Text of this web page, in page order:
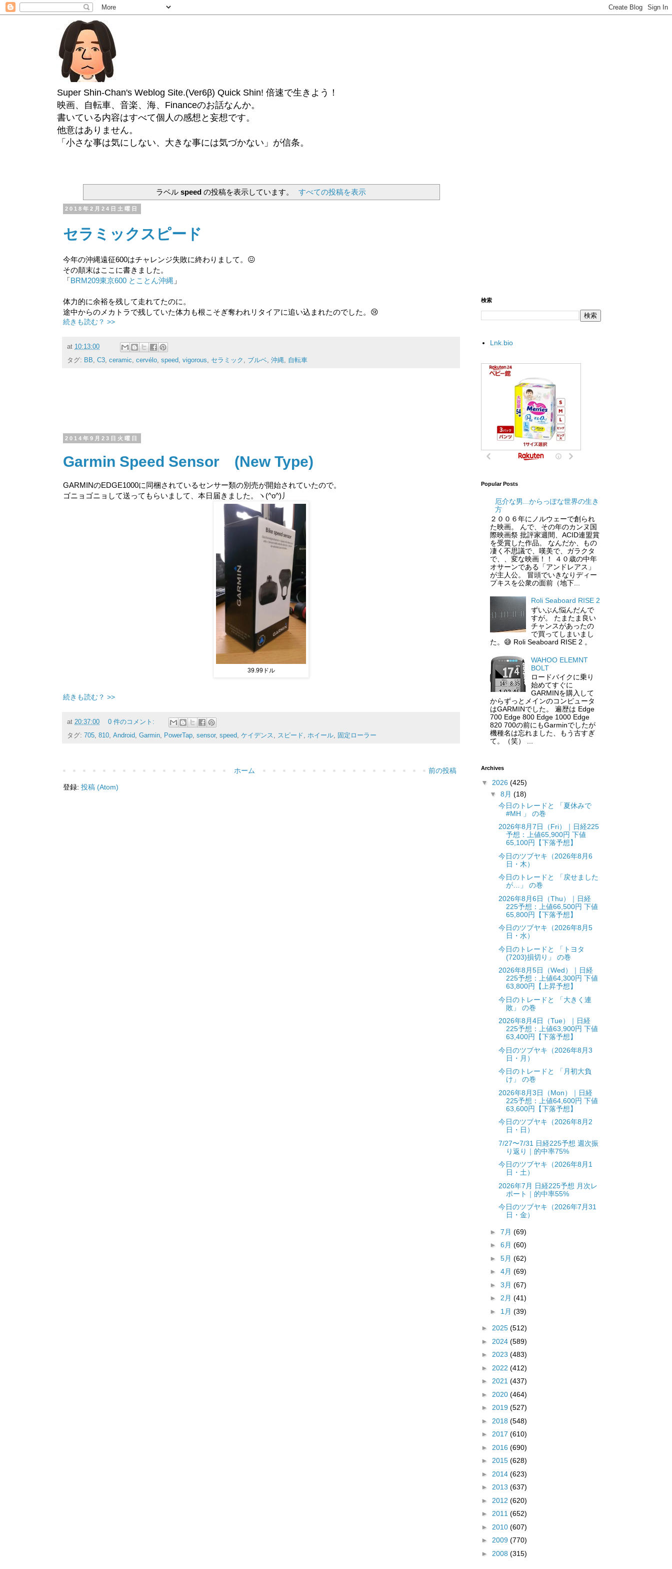
Super Shin-Chan's Weblog Site.(Ver6β) Quick Shin! 倍速で生きよう！
映画、自転車、音楽、海、Financeのお話なんか。
書いている内容はすべて個人の感想と妄想です。
他意はありません。
「小さな事は気にしない、大きな事には気づかない」が信条。
ラベル speedの投稿を表示しています。 すべての投稿を表示
2018年2月24日土曜日
セラミックスピード
今年の沖縄遠征600はチャレンジ失敗に終わりまして。😖
その顛末はここに書きました。
「BRM209東京600 とことん沖縄 」
体力的に余裕を残して走れてたのに。
途中からのメカトラで残していた体力も根こそぎ奪われリタイアに追い込まれたのでした。😢
続きも読む？ >>
at 10:13:00
タグ: BB, C3, ceramic, cervélo, speed, vigorous, セラミック , ブルベ, 沖縄, 自転車
2014年9月23日火曜日
Garmin Speed Sensor (New Type)
GARMINのEDGE1000に同梱されているセンサー類の別売が開始されていたので。
ゴニョゴニョして送ってもらいまして、本日届きました。ヽ(^o^)丿
39.99ドル
続きも読む？ >>
at 20:37:00
0 件のコメント:
タグ: 705, 810, Android, Garmin, PowerTap, sensor, speed, ケイデンス, スピード, ホイール, 固定ローラー
前の投稿
ホーム
登録: 投稿 (Atom)
検索
Lnk.bio
Popular Posts
厄介な男...からっぽな世界の生き
方
２００６年にノルウェーで創られ
た映画。 んで、その年のカンヌ国
際映画祭 批評家週間、ACID連盟賞
を受賞した作品。 なんだか、もの
凄く不思議で、嘆美で、ガラクタ
で、、変な映画！！ ４０歳の中年
オサーンである「アンドレアス」
が主人公。 冒頭でいきなりディー
プキスを公衆の面前（地下...
Roli Seaboard RISE 2
ずいぶん悩んだんで
すが。 たまたま良い
チャンスがあったの
で買ってしまいまし
た。😅 Roli Seaboard RISE 2 。
WAHOO ELEMNT
BOLT
ロードバイクに乗り
始めてすぐに
GARMINを購入して
からずっとメインのコンピュータ
はGARMINでした。 遍歴は Edge
700 Edge 800 Edge 1000 Edge
820 700の前にもGarminでしたが
機種名は忘れました、もう古すぎ
て。（笑） ...
Archives
▼ 2026 (425)
▼ 8月 (18)
今日のトレードと 「夏休みで
#MH 」 の巻
2026年8月7日（Fri）｜日経225
予想：上値65,900円 下値
65,100円【下落予想】
今日のツブヤキ（2026年8月6
日・木）
今日のトレードと 「戻せました
が…」 の巻
2026年8月6日（Thu）｜日経
225予想：上値66,500円 下値
65,800円【下落予想】
今日のツブヤキ（2026年8月5
日・水）
今日のトレードと 「トヨタ
(7203)損切り」 の巻
2026年8月5日（Wed）｜日経
225予想：上値64,300円 下値
63,800円【上昇予想】
今日のトレードと 「大きく連
敗」 の巻
2026年8月4日（Tue）｜日経
225予想：上値63,900円 下値
63,400円【下落予想】
今日のツブヤキ（2026年8月3
日・月）
今日のトレードと 「月初大負
け」 の巻
2026年8月3日（Mon）｜日経
225予想：上値64,600円 下値
63,600円【下落予想】
今日のツブヤキ（2026年8月2
日・日）
7/27〜7/31 日経225予想 週次振
り返り｜的中率75%
今日のツブヤキ（2026年8月1
日・土）
2026年7月 日経225予想 月次レ
ポート｜的中率55%
今日のツブヤキ（2026年7月31
日・金）
► 7月 (69)
► 6月 (60)
► 5月 (62)
► 4月 (69)
► 3月 (67)
► 2月 (41)
► 1月 (39)
► 2025 (512)
► 2024 (589)
► 2023 (483)
► 2022 (412)
► 2021 (437)
► 2020 (464)
► 2019 (527)
► 2018 (548)
► 2017 (610)
► 2016 (690)
► 2015 (628)
► 2014 (623)
► 2013 (637)
► 2012 (620)
► 2011 (652)
► 2010 (607)
► 2009 (770)
► 2008 (315)